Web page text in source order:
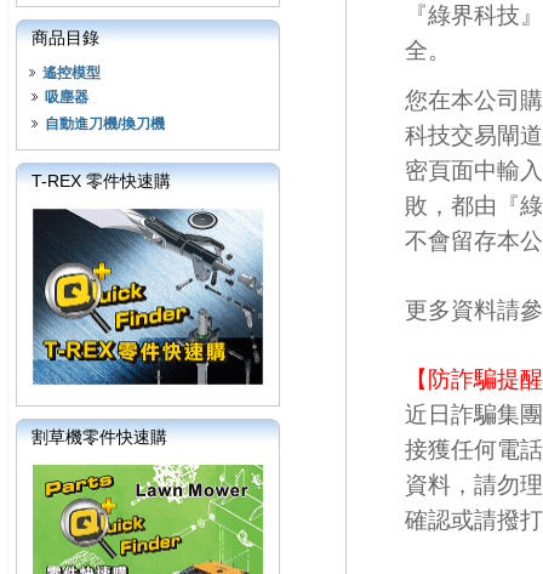
商品目錄
遙控模型
吸塵器
自動進刀機/換刀機
T-REX 零件快速購
割草機零件快速購
『綠界科技
全。
您在本公司
科技交易閘
密頁面中輸
敗，都由『
不會留存本
更多資料請
【防詐騙提
近日詐騙集
接獲任何電
資料，請勿
確認或請撥